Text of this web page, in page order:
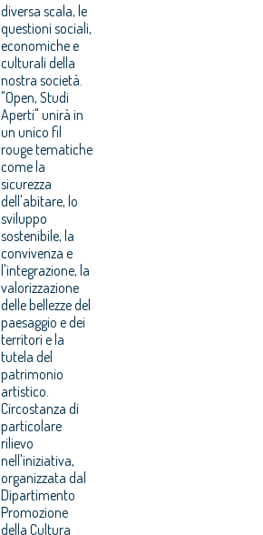
diversa scala, le
questioni sociali,
economiche e
culturali della
nostra società.
"Open, Studi
Aperti" unirà in
un unico fil
rouge tematiche
come la
sicurezza
dell'abitare, lo
sviluppo
sostenibile, la
convivenza e
l'integrazione, la
valorizzazione
delle bellezze del
paesaggio e dei
territori e la
tutela del
patrimonio
artistico.
Circostanza di
particolare
rilievo
nell'iniziativa,
organizzata dal
Dipartimento
Promozione
della Cultura